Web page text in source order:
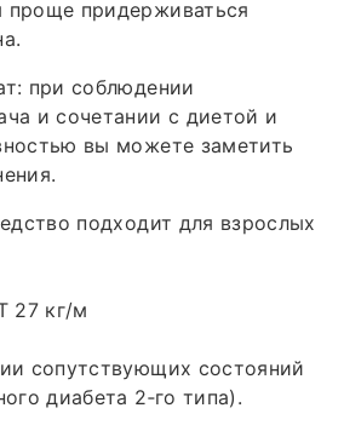
придерживаться
при соблюдении
и сочетании с диетой и
вы можете заметить
подходит для взрослых
27 кг/м
сопутствующих состояний
диабета 2‑го типа).